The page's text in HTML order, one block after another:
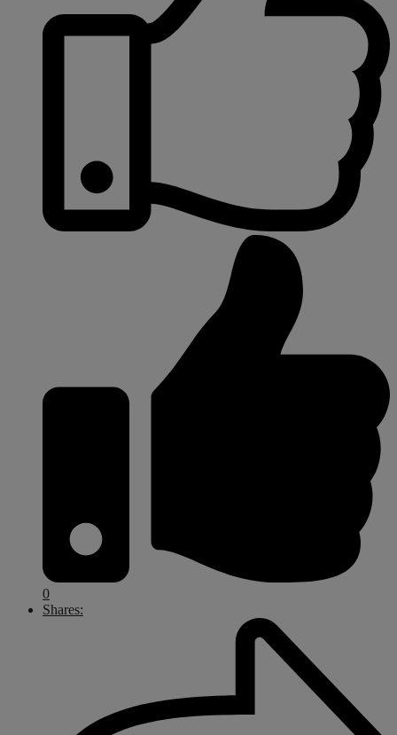
0
Shares: